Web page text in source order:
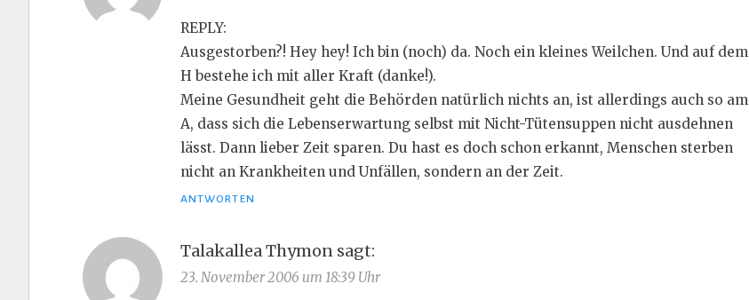
REPLY:
Ausgestorben?! Hey hey! Ich bin (noch) da. Noch ein kleines Weilchen. Und auf dem
H bestehe ich mit aller Kraft (danke!).
Meine Gesundheit geht die Behörden natürlich nichts an, ist allerdings auch so am
A, dass sich die Lebenserwartung selbst mit Nicht-Tütensuppen nicht ausdehnen
lässt. Dann lieber Zeit sparen. Du hast es doch schon erkannt, Menschen sterben
nicht an Krankheiten und Unfällen, sondern an der Zeit.
ANTWORTEN
Talakallea Thymon sagt:
23. November 2006 um 18:39 Uhr